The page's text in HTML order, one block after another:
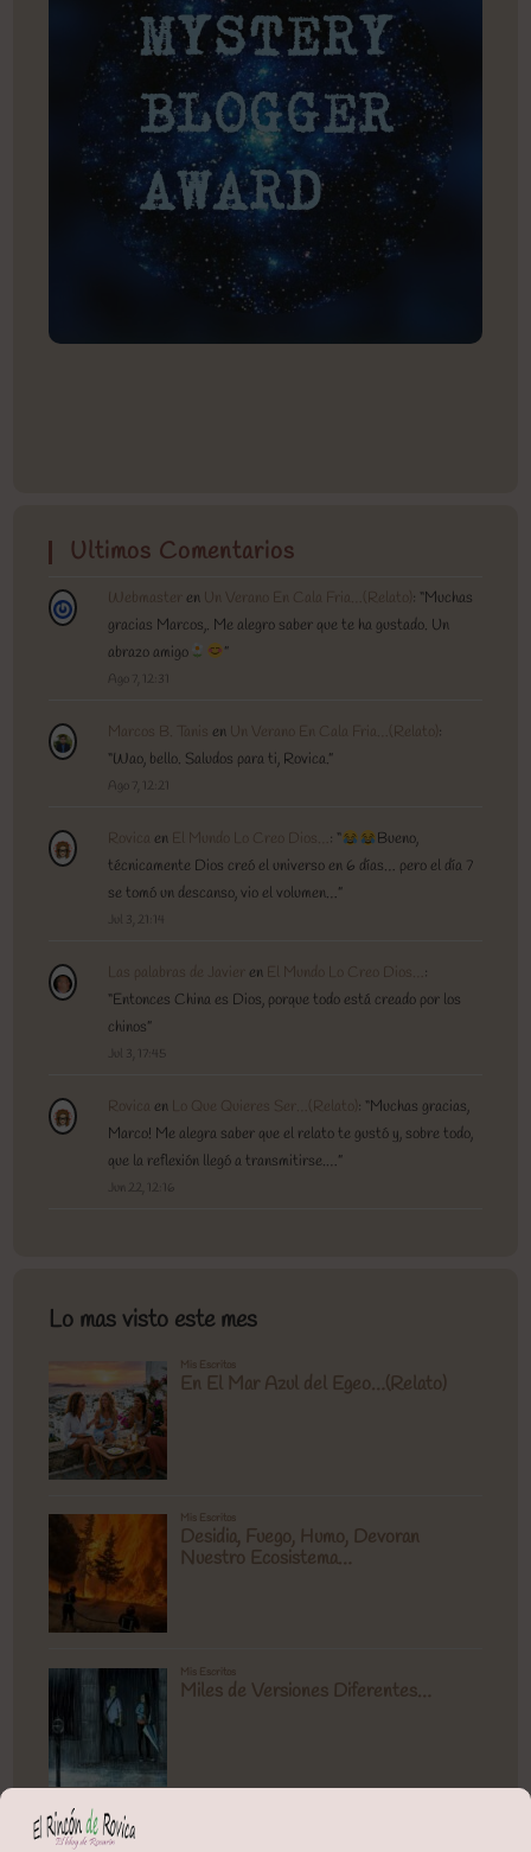
Ultimos Comentarios
Webmaster en Un Verano En Cala Fria…(Relato) : “Muchas
gracias Marcos,. Me alegro saber que te ha gustado. Un
abrazo amigo
”
Ago 7, 12:31
Marcos B. Tanis en Un Verano En Cala Fria…(Relato) :
“Wao, bello. Saludos para ti, Rovica.”
Ago 7, 12:21
Rovica en El Mundo Lo Creo Dios… : “
Bueno,
técnicamente Dios creó el universo en 6 días… pero el día 7
se tomó un descanso, vio el volumen…”
Jul 3, 21:14
Las palabras de Javier en El Mundo Lo Creo Dios… :
“Entonces China es Dios, porque todo está creado por los
chinos”
Jul 3, 17:45
Rovica en Lo Que Quieres Ser…(Relato) : “Muchas gracias,
Marco! Me alegra saber que el relato te gustó y, sobre todo,
que la reflexión llegó a transmitirse.…”
Jun 22, 12:16
Lo mas visto este mes